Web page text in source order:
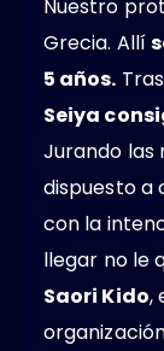
Nuestro
Grecia. Allí
5 años.
Seiya
Jurando las
dispuesto a
con la
llegar no le
Saori Kido,